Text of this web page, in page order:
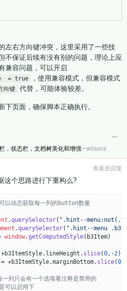
左右方向键冲突，这里采用了一些技
不保证后续有没有别的问题，理论上应
兼容问题，可以开启
= true
，使用兼容模式，但兼容模式
向键
代替，可能体验较差。
下页面，确保脚本正确执行。
，状态栏，文档树美化和增强•wilsons
查看原回复
这个思路进行下重构么?
以动态获取每一列的button数量
.querySelector( ".hint--
.querySelector( ".hint--menu
window.getComputedStyle(b3Item)
lineHeight . slice(0,-2
= +b3ItemStyle.marginBottom. slice(0
列只会有一个选项看注释是禁用的
可以启用下